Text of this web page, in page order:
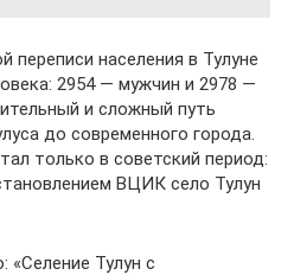
переписи населения в Тулуне
2954 — мужчин и 2978 —
и сложный путь
до современного города.
только в советский период:
ВЦИК село Тулун
«Селение Тулун с